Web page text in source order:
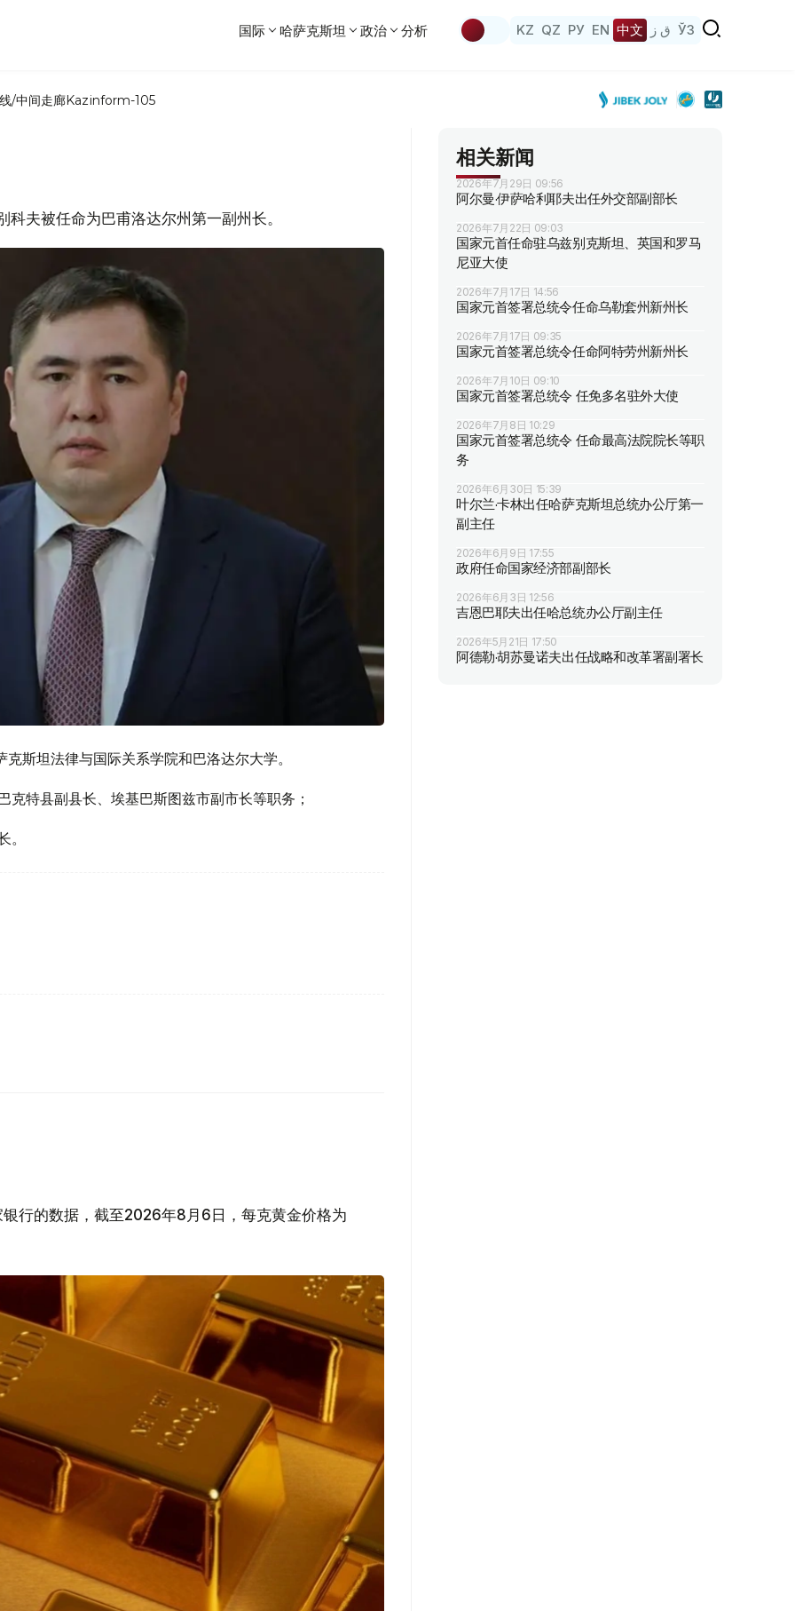
国际 哈萨克斯坦 政治 分析 KZ QZ РУ EN 中文 ق ز ЎЗ
/中间走廊Kazinform-105
夫被任命为巴甫洛达尔州第一副州长。
斯坦法律与国际关系学院和巴洛达尔大学。
特县副县长、埃基巴斯图兹市副市长等职务；
。
银行的数据，截至2026年8月6日，每克黄金价格为
相关新闻
2026年7月29日 09:56
阿尔曼·伊萨哈利耶夫出任外交部副部长
2026年7月22日 09:03
国家元首任命驻乌兹别克斯坦、英国和罗马
尼亚大使
2026年7月17日 14:56
国家元首签署总统令任命乌勒套州新州长
2026年7月17日 09:35
国家元首签署总统令任命阿特劳州新州长
2026年7月10日 09:10
国家元首签署总统令 任免多名驻外大使
2026年7月8日 10:29
国家元首签署总统令 任命最高法院院长等职
务
2026年6月30日 15:39
叶尔兰·卡林出任哈萨克斯坦总统办公厅第一
副主任
2026年6月9日 17:55
政府任命国家经济部副部长
2026年6月3日 12:56
吉恩巴耶夫出任哈总统办公厅副主任
2026年5月21日 17:50
阿德勒·胡苏曼诺夫出任战略和改革署副署长